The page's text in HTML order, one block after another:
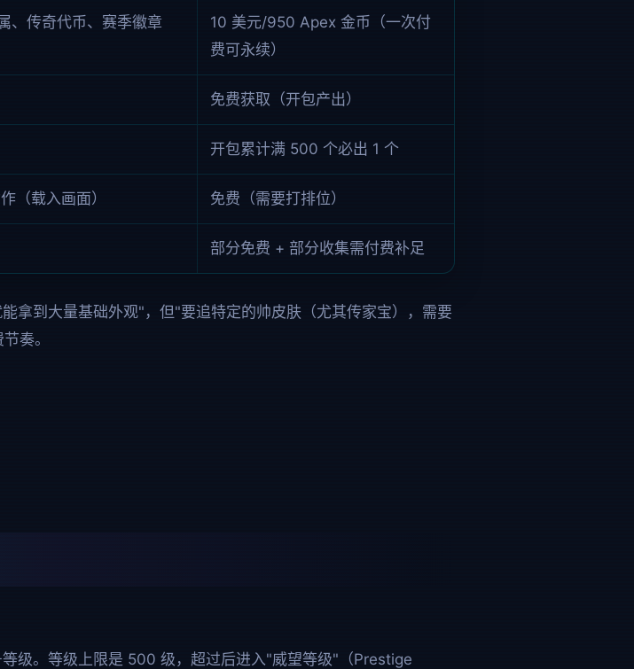
、传奇代币、赛季徽章
10 美元/950 Apex 金币（一次付
费可永续）
免费获取（开包产出）
开包累计满 500 个必出 1 个
（载入画面） 免费（需要打排位）
部分免费 + 部分收集需付费补足
拿到大量基础外观"，但"要追特定的帅皮肤（尤其传家宝），需要
奏。
级。等级上限是 500 级，超过后进入"威望等级"（Prestige